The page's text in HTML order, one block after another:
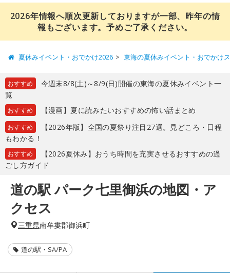
2026年情報へ順次更新しておりますが一部、昨年の情
報もございます。予めご了承ください。
夏休みイベント・おでかけ2026 東海の夏休みイベント・おでかけ
おすすめ
今週末8/8(土)～8/9(日)開催の東海の夏休みイベント一
覧
おすすめ 【漫画】夏に読みたいおすすめの怖い話まとめ
おすすめ
【2026年版】全国の夏祭り注目27選。見どころ・日程
もわかる！
おすすめ
【2026夏休み】おうち時間を充実させるおすすめの過
ごし方ガイド
道の駅 パーク七里御浜の地図・ア
クセス
三重県南牟婁郡御浜町
道の駅・SA/PA